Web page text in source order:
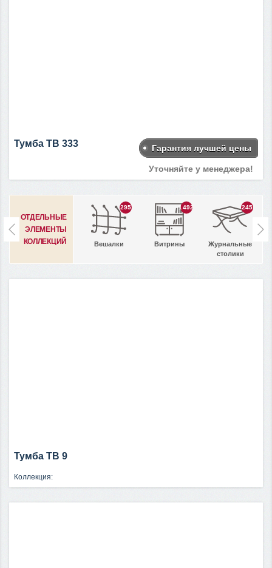
Тумба ТВ 333 Гарантия лучшей цены
Уточняйте у менеджера!
ОТДЕЛЬНЫЕ
ЭЛЕМЕНТЫ
КОЛЛЕКЦИЙ
295
Вешалки
1492
Витрины
245
Журнальные
столики
Тумба ТВ 9
Коллекция: